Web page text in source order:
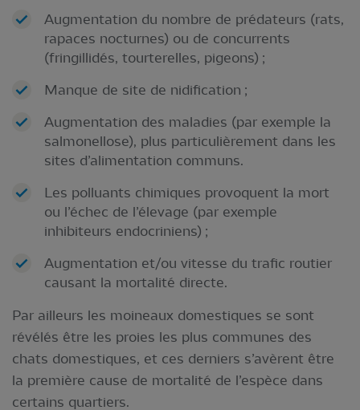
Augmentation du nombre de prédateurs (rats,
rapaces nocturnes) ou de concurrents
(fringillidés, tourterelles, pigeons) ;
Manque de site de nidification ;
Augmentation des maladies (par exemple la
salmonellose), plus particulièrement dans les
sites d’alimentation communs.
Les polluants chimiques provoquent la mort
ou l’échec de l’élevage (par exemple
inhibiteurs endocriniens) ;
Augmentation et/ou vitesse du trafic routier
causant la mortalité directe.
Par ailleurs les moineaux domestiques se sont
révélés être les proies les plus communes des
chats domestiques, et ces derniers s’avèrent être
la première cause de mortalité de l’espèce dans
certains quartiers.